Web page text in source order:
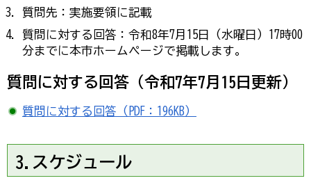
質問先：実施要領に記載
質問に対する回答：令和8年7月15日（水曜日）17時00
分までに本市ホームページで掲載します。
質問に対する回答（令和7年7月15日更新）
質問に対する回答（PDF：196KB）
3.スケジュール